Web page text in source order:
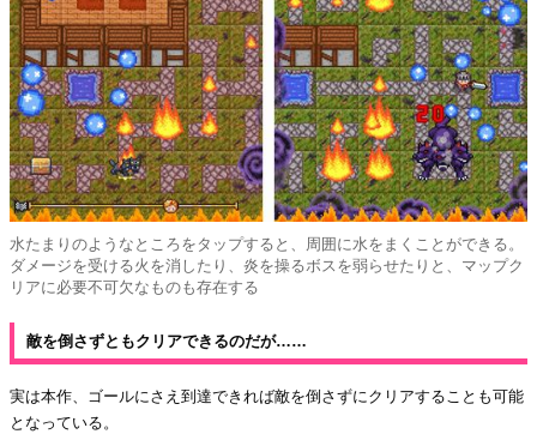
水たまりのようなところをタップすると、周囲に水をまくことができる。
ダメージを受ける火を消したり、炎を操るボスを弱らせたりと、マップク
リアに必要不可欠なものも存在する
敵を倒さずともクリアできるのだが……
実は本作、ゴールにさえ到達できれば敵を倒さずにクリアすることも可能
となっている。